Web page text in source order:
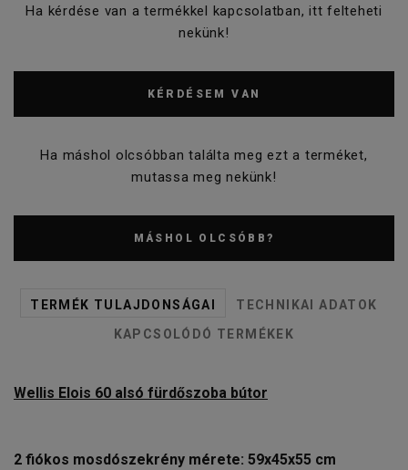
Ha kérdése van a termékkel kapcsolatban, itt felteheti
nekünk!
KÉRDÉSEM VAN
Ha máshol olcsóbban találta meg ezt a terméket,
mutassa meg nekünk!
MÁSHOL OLCSÓBB?
TERMÉK TULAJDONSÁGAI
TECHNIKAI ADATOK
KAPCSOLÓDÓ TERMÉKEK
Wellis Elois 60 alsó fürdőszoba bútor
2 fiókos mosdószekrény mérete: 59x45x55 cm